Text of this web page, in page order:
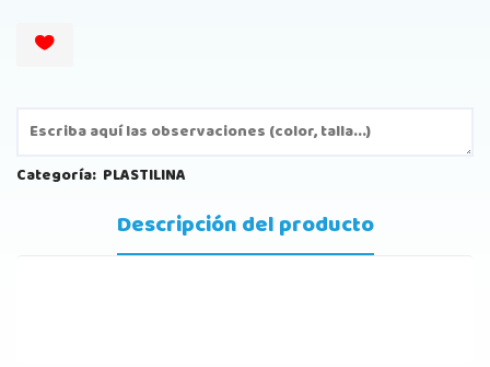
Categoría: PLASTILINA
Descripción del producto